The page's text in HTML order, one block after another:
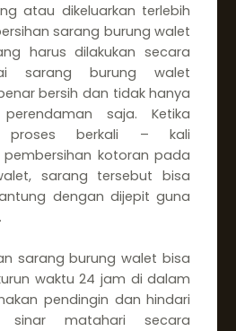
atau dikeluarkan terlebih
sarang burung walet
harus dilakukan secara
sarang burung walet
bersih dan tidak hanya
saja. Ketika
proses berkali – kali
kotoran pada
sarang tersebut bisa
dengan dijepit guna
sarang burung walet bisa
waktu 24 jam di dalam
pendingin dan hindari
sinar matahari secara